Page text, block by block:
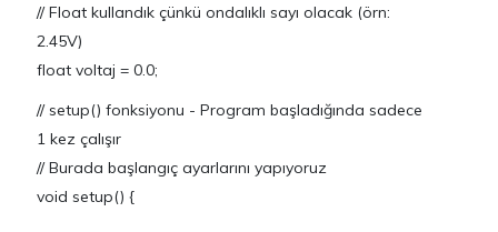
// Float kullandık çünkü ondalıklı sayı olacak (örn:
2.45V)
float voltaj = 0.0;
// setup() fonksiyonu - Program başladığında sadece
1 kez çalışır
// Burada başlangıç ayarlarını yapıyoruz
void setup() {